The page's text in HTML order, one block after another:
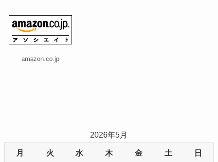
amazon.co.jp
2026年5月
月 火 水 木 金 土 日